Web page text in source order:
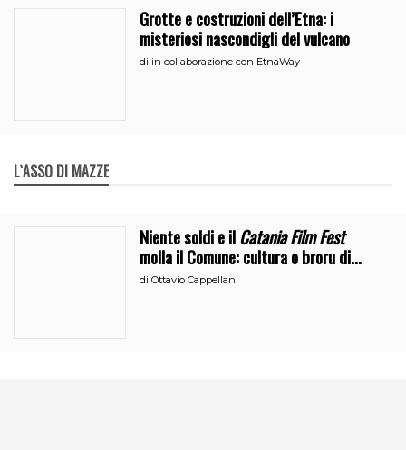
Grotte e costruzioni dell’Etna: i
misteriosi nascondigli del vulcano
di in collaborazione con EtnaWay
L`ASSO DI MAZZE
Niente soldi e ilCatania Film Fest
molla il Comune: cultura o broru di
ciciri?
diOttavio Cappellani